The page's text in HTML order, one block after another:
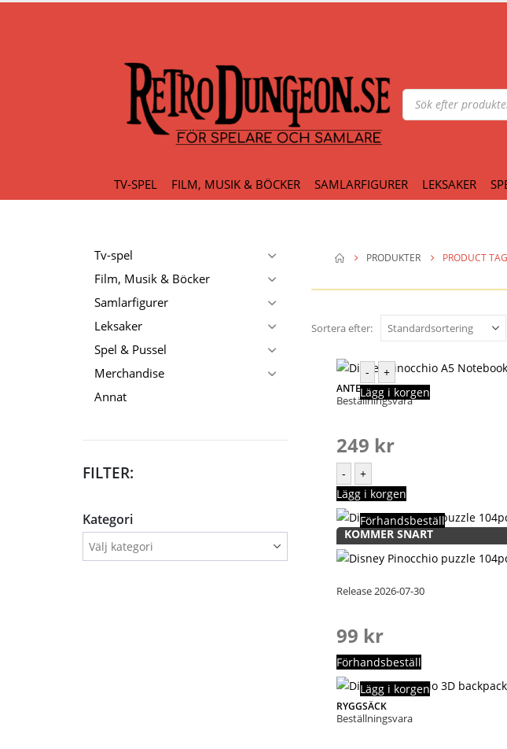
Produktsökning
TV-SPEL FILM, MUSIK & BÖCKER SAMLARFIGURER LEKSAKER
PRODUKTER PRODUCT
Sortera efter:
ANTECKNINGSBOK
Beställningsvara
-
+
Lägg i korgen
249 kr
-
+
Lägg i korgen
KOMMER SNART
Release 2026-07-30
Förhandsbeställ
99 kr
Förhandsbeställ
RYGGSÄCK
Beställningsvara
Lägg i korgen
Tv-spel
Film, Musik & Böcker
Samlarfigurer
Leksaker
Spel & Pussel
Merchandise
Annat
FILTER:
Kategori